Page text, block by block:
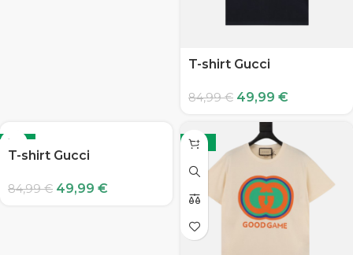
T-shirt Gucci
84,99€ 49,99 €
-41%
T-shirt Gucci
84,99€ 49,99 €
-41%